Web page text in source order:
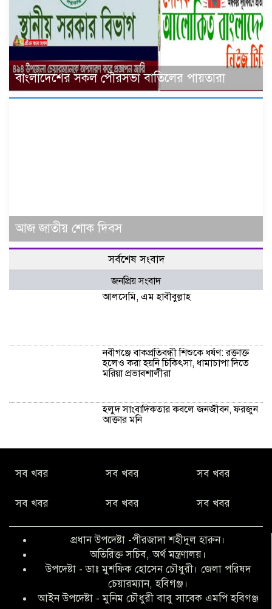
বাংলাদেশের সকল পৌরসভা বাতিলের পায়তারা
আজ জাতীয় শোক দিবস
সর্বশেষ সংবাদ
জনপ্রিয় সংবাদ
আলসেমি, এম হাবীবুল্লাহ
নবীগঞ্জে বাকপ্রতিবন্ধী শিশুকে ধর্ষণ: রক্তাক্ত
হলেও করা হয়নি চিকিৎসা, ধামাচাপা দিতে
মরিয়া প্রভাবশালীরা
হলুদ সাংবাদিকতার কবলে জনজীবন, ফরজুন
আক্তার মনি
কিবরিয়া
বৃত্তি পরীক্ষার সুযোগ করে দিলেন প্রধান শিক্ষক
ফারুক মাস্টার
আব্দুল হক তালুকদার ফাউন্ডেশন মানবতার
শিকড় ছুঁই ছুঁই,ফরজুন আক্তার মনি
সব খবর সব খবর সব খবর
সব খবর সব খবর সব খবর
প্রধান উপদেষ্টা -পীরজাদা শহীদুল হারুন।
অতিরিক্ত সচিব, অর্থ মন্ত্রণালয়।
উপদেষ্টা - ডাঃ মুশফিক হোসেন চৌধুরী। জেলা পরিষদ
চেয়ারম্যান, হবিগঞ্জ।
আইন উপদেষ্টা - মুনিম চৌধুরী বাবু সাবেক এমপি হবিগঞ্জ